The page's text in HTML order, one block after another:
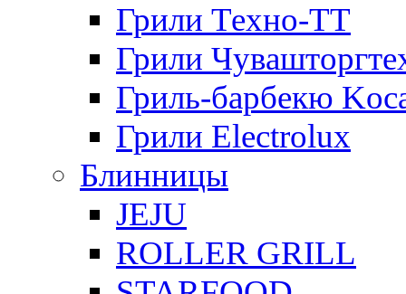
Грили Техно-ТТ
Грили
Гриль-барбекю
Грили Electrolux
Блинницы
JEJU
ROLLER GRILL